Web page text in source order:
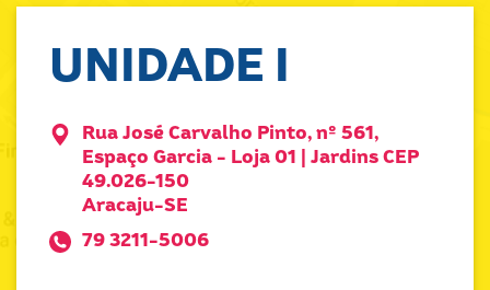
UNIDADE I
Rua José Carvalho Pinto, nº 561,
Espaço Garcia - Loja 01 | Jardins CEP
49.026-150
Aracaju-SE
79 3211-5006